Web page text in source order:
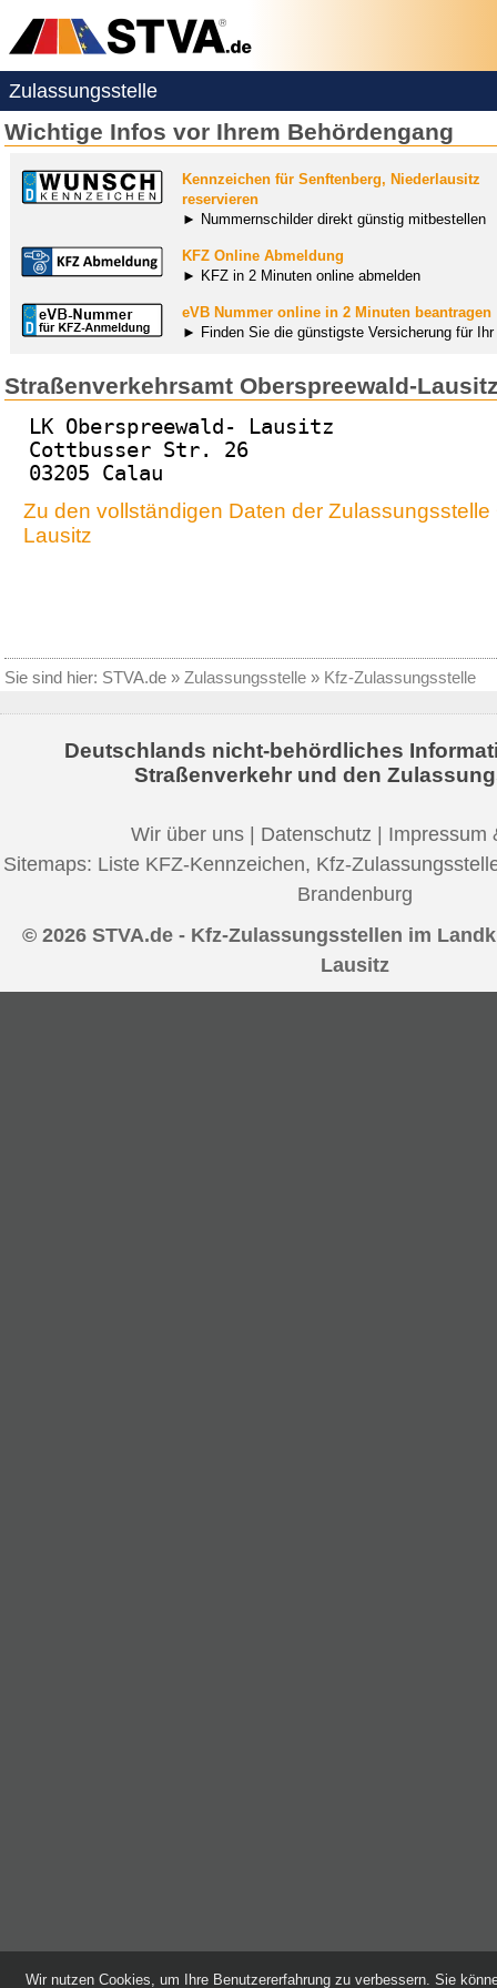
Wir nutzen Cookies, um Ihre Benutzererfahrung zu verbessern. Sie
Zulassungsstelle
Wichtige Infos vor Ihrem Behördengang
Kennzeichen für Senftenberg, Niederlausitz
reservieren
► Nummernschilder direkt günstig mitbestellen
KFZ Online Abmeldung
► KFZ in 2 Minuten online abmelden
eVB Nummer online in 2 Minuten beantragen
► Finden Sie die günstigste Versicherung für
Straßenverkehrsamt Oberspreewald-
LK Oberspreewald- Lausitz
Cottbusser Str. 26
03205 Calau
Zu den vollständigen Daten der
Lausitz
Sie sind hier: STVA.de » Zulassungsstelle » Kfz-Zulassungsstelle
Deutschlands nicht-behördliches
Straßenverkehr und den
Wir über uns Datenschutz
Impressum
Sitemaps: Liste KFZ-Kennzeichen, Kfz-
Brandenburg
© 2026 STVA.de - Kfz-Zulassungsstellen im
Lausitz